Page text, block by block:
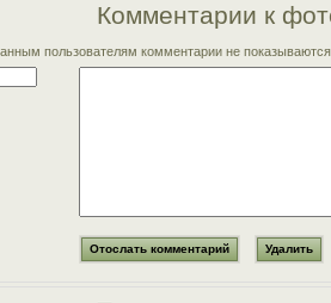
Комментарии к
пользователям комментарии не